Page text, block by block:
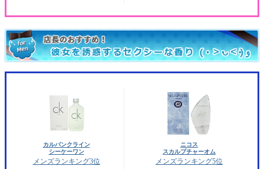
カルバンクライン
シーケーワン
メンズランキング3位
ニコス
スカルプチャーオム
メンズランキング5位